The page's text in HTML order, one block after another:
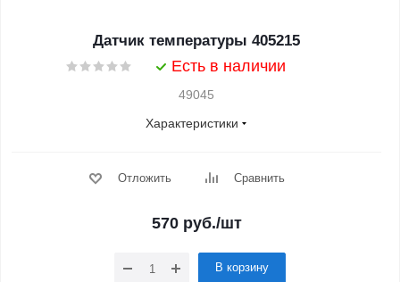
Датчик температуры 405215
Есть в наличии
49045
Характеристики
Отложить Сравнить
570 руб./шт
В корзину